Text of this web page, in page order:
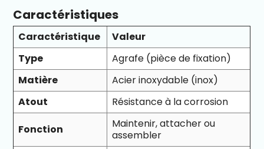
Caractéristiques
Caractéristique
Valeur
Type
Agrafe (pièce de fixation)
Matière
Acier inoxydable (inox)
Atout
Résistance à la corrosion
Fonction
Maintenir, attacher ou
assembler